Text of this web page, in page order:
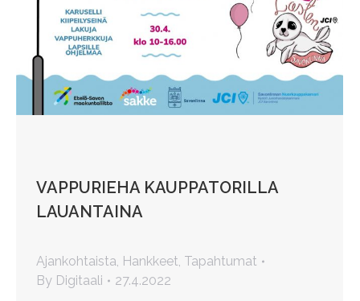
VAPPURIEHA KAUPPATORILLA
LAUANTAINA
Ajankohtaista, Hankkeet, Tapahtumat
By Digitaali 27.4.2022